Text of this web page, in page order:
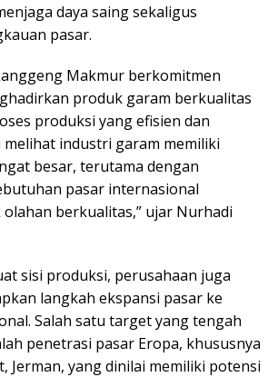
daya saing sekaligus
pasar.
Makmur berkomitmen
produk garam berkualitas
produksi yang efisien dan
melihat industri garam memiliki
besar, terutama dengan
pasar internasional
berkualitas,” ujar Nurhadi
sisi produksi, perusahaan juga
langkah ekspansi pasar ke
Salah satu target yang tengah
penetrasi pasar Eropa, khususnya
Jerman, yang dinilai memiliki potensi